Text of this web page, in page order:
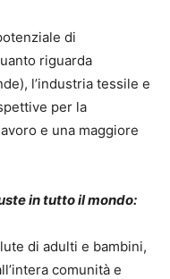
di
riguarda
l’industria tessile e
per la
e una maggiore
in tutto il mondo:
di adulti e bambini,
comunità e